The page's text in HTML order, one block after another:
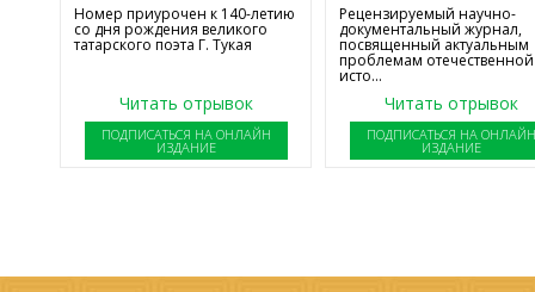
Номер приурочен к 140-летию
со дня рождения великого
татарского поэта Г. Тукая
Читать отрывок
ПОДПИСАТЬСЯ НА ОНЛАЙН
ИЗДАНИЕ
Рецензируемый научно-
документальный журнал,
посвященный актуальным
проблемам отечественной
исто...
Читать отрывок
ПОДПИСАТЬСЯ НА
ИЗДАНИЕ